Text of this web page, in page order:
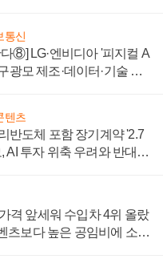
통신
⑧] LG·엔비디아 '피지컬 A
광모 제조·데이터·기술 결
텐츠
반도체 포함 장기계약 '2.7
AI 투자 위축 우려와 반대
격 앞세워 수입차 4위 올랐
츠보다 높은 공임비에 소비